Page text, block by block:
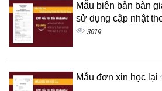
Mẫu biên bản bàn
sử dụng cập nhật
3019
Mẫu đơn xin học lại